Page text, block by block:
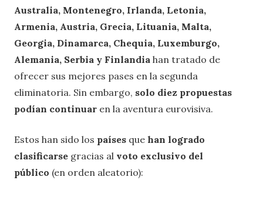
Australia, Montenegro, Irlanda, Letonia,
Armenia, Austria, Grecia, Lituania, Malta,
Georgia, Dinamarca, Chequia, Luxemburgo,
Alemania, Serbia y Finlandia han tratado de
ofrecer sus mejores pases en la segunda
eliminatoria. Sin embargo, solo diez propuestas
podían continuar en la aventura eurovisiva.
Estos han sido los países que han logrado
clasificarse gracias al voto exclusivo del
público (en orden aleatorio):